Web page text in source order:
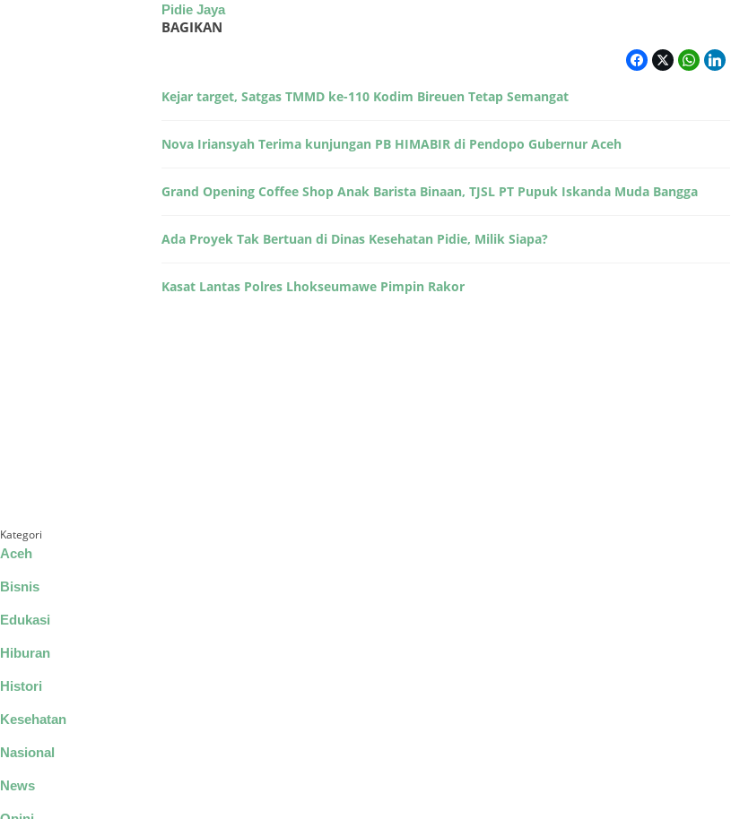
Pidie Jaya
BAGIKAN
Kejar target, Satgas TMMD ke-110 Kodim Bireuen Tetap Semangat
Nova Iriansyah Terima kunjungan PB HIMABIR di Pendopo Gubernur Aceh
Grand Opening Coffee Shop Anak Barista Binaan, TJSL PT Pupuk Iskanda Muda Bangga
Ada Proyek Tak Bertuan di Dinas Kesehatan Pidie, Milik Siapa?
Kasat Lantas Polres Lhokseumawe Pimpin Rakor
Kategori
Aceh
Bisnis
Edukasi
Hiburan
Histori
Kesehatan
Nasional
News